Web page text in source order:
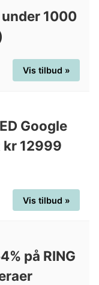
1000
Vis tilbud »
Google
kr 12999
Vis tilbud »
på RING